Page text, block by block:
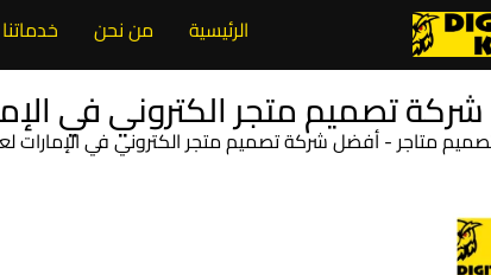
الرئيسية من نحن خدماتنا
تصميم متجر الكتروني في
متاجر-أفضل شركة تصميم متجر الكتروني في الإمارات لعام